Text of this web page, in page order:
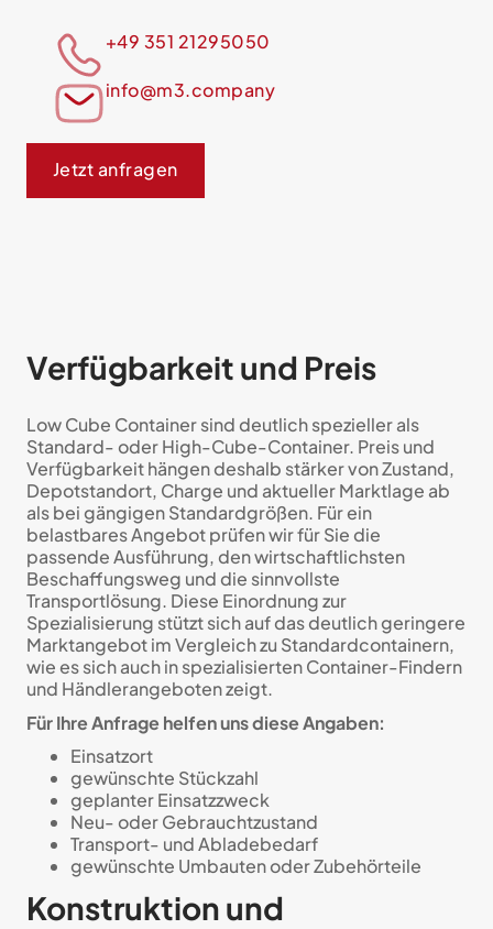
+49 351 21295050
info@m3.company
Jetzt anfragen
Verfügbarkeit und Preis
Low Cube Container sind deutlich spezieller als
Standard- oder High-Cube-Container. Preis und
Verfügbarkeit hängen deshalb stärker von Zustand,
Depotstandort, Charge und aktueller Marktlage ab
als bei gängigen Standardgrößen. Für ein
belastbares Angebot prüfen wir für Sie die
passende Ausführung, den wirtschaftlichsten
Beschaffungsweg und die sinnvollste
Transportlösung. Diese Einordnung zur
Spezialisierung stützt sich auf das deutlich geringere
Marktangebot im Vergleich zu Standardcontainern,
wie es sich auch in spezialisierten Container-Findern
und Händlerangeboten zeigt.
Für Ihre Anfrage helfen uns diese Angaben:
Einsatzort
gewünschte Stückzahl
geplanter Einsatzzweck
Neu- oder Gebrauchtzustand
Transport- und Abladebedarf
gewünschte Umbauten oder Zubehörteile
Konstruktion und